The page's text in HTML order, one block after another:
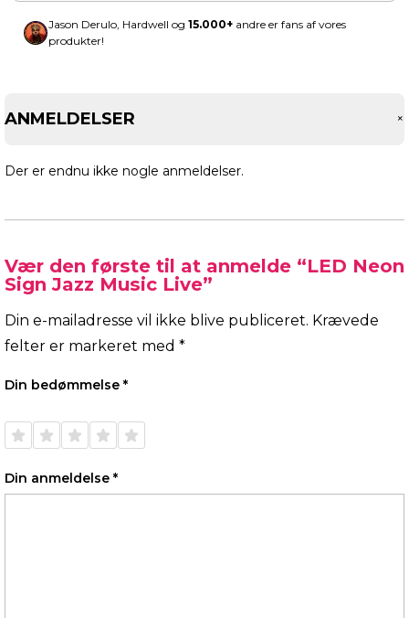
Jason Derulo, Hardwell og 15.000+ andre er fans af vores
produkter!
ANMELDELSER +
Der er endnu ikke nogle anmeldelser.
Vær den første til at anmelde “LED Neon
Sign Jazz Music Live”
Din e-mailadresse vil ikke blive publiceret. Krævede
felter er markeret med *
Din bedømmelse *
Din anmeldelse *